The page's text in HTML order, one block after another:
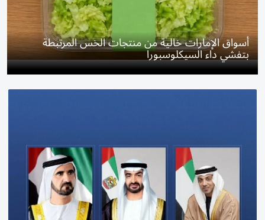
أسواق الإمارات خالية من منتجات الخس المرتبطة
بتفشي داء السيكلوسبورا